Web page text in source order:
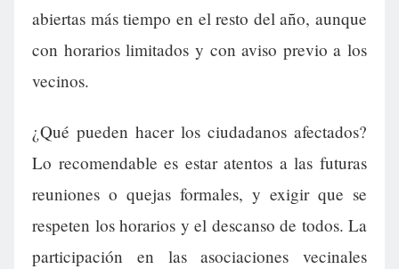
abiertas más tiempo en el resto del año, aunque
con horarios limitados y con aviso previo a los
vecinos.
¿Qué pueden hacer los ciudadanos afectados?
Lo recomendable es estar atentos a las futuras
reuniones o quejas formales, y exigir que se
respeten los horarios y el descanso de todos. La
participación en las asociaciones vecinales